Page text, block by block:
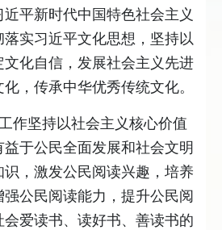
平新时代中国特色社会主义
实习近平文化思想，坚持以
文化自信，发展社会主义先进
，传承中华优秀传统文化。
作坚持以社会主义核心价值
于公民全面发展和社会文明
，激发公民阅读兴趣，培养
公民阅读能力，提升公民阅
爱读书、读好书、善读书的